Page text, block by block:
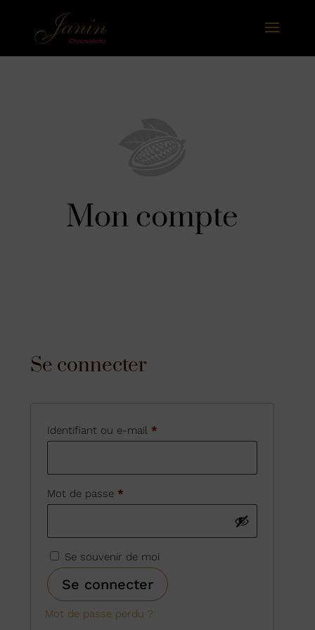
Mon compte
Se connecter
Identifiant ou e-mail *
Mot de passe *
Se souvenir de moi
Se connecter
Mot de passe perdu ?